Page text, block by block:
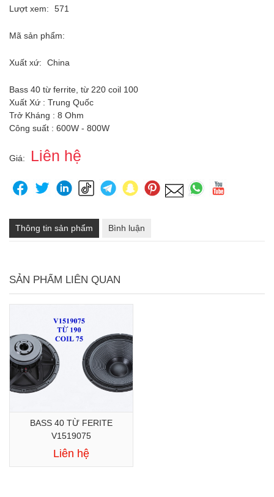
Lượt xem: 571
Mã sản phẩm:
Xuất xứ: China
Bass 40 từ ferrite, từ 220 coil 100
Xuất Xứ : Trung Quốc
Trở Kháng : 8 Ohm
Công suất : 600W - 800W
Giá: Liên hệ
Thông tin sản phẩm Bình luận
SẢN PHẨM LIÊN QUAN
BASS 40 TỪ FERITE
V1519075
Liên hệ